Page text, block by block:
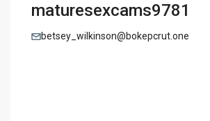
maturesexcams9781
betsey_wilkinson@bokepcrut.one